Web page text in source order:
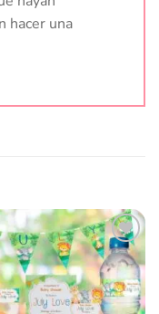
hacer una
Añadir
a la
lista
de
deseos